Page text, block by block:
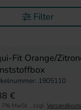
Filter
Fit Orange/
1905110
€
7% MwSt. , zzgl.